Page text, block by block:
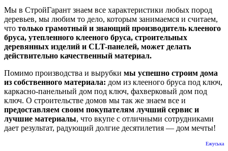
Мы в СтройГарант знаем все характеристики любых пород
деревьев, мы любим то дело, которым занимаемся и считаем,
что только грамотный и знающий производитель клееного
бруса, утепленного клееного бруса, строительных
деревянных изделий и CLT-панелей, может делать
действительно качественный материал.
Помимо производства и вырубки мы успешно строим дома
из собственного материала: дом из клееного бруса под ключ,
каркасно-панельный дом под ключ, фахверковый дом под
ключ. О строительстве домов мы так же знаем все и
предоставляем своим покупателям лучший сервис и
лучшие материалы, что вкупе с отличными сотрудниками
дает результат, радующий долгие десятилетия — дом мечты!
Ежуська